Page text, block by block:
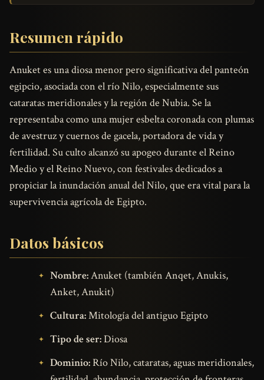
Resumen rápido
Anuket es una diosa menor pero significativa del panteón
egipcio, asociada con el río Nilo, especialmente sus
cataratas meridionales y la región de Nubia. Se la
representaba como una mujer esbelta coronada con plumas
de avestruz y cuernos de gacela, portadora de vida y
fertilidad. Su culto alcanzó su apogeo durante el Reino
Medio y el Reino Nuevo, con festivales dedicados a
propiciar la inundación anual del Nilo, que era vital para la
supervivencia agrícola de Egipto.
Datos básicos
Nombre:Anuket (también Anqet, Anukis,
Anket, Anukit)
Cultura:Mitología del antiguo Egipto
Tipo de ser:Diosa
Dominio:Río Nilo, cataratas, aguas meridionales,